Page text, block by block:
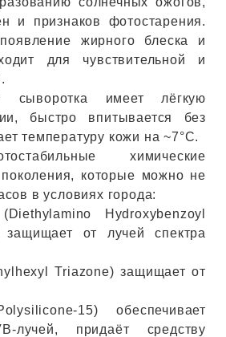
и признаков фотостарения.
жирного блеска и
для чувствительной и
сыворотка имеет лёгкую
быстро впитывается без
температуру кожи на ~7°C.
химические
которые можно не
в условиях города:
Hydroxybenzoyl
защищает от лучей спектра
Triazone) защищает от
15) обеспечивает
лучей, придаёт средству